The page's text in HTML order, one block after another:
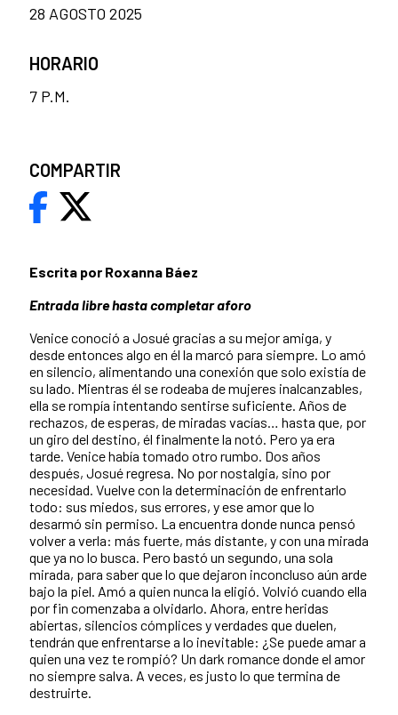
Escrita por Roxanna Báez
Entrada libre hasta completar aforo
Venice conoció a Josué gracias a su mejor amiga, y
desde entonces algo en él la marcó para siempre. Lo amó
en silencio, alimentando una conexión que solo existía de
su lado. Mientras él se rodeaba de mujeres inalcanzables,
ella se rompía intentando sentirse suficiente. Años de
rechazos, de esperas, de miradas vacías… hasta que, por
un giro del destino, él finalmente la notó. Pero ya era
tarde. Venice había tomado otro rumbo. Dos años
después, Josué regresa. No por nostalgia, sino por
necesidad. Vuelve con la determinación de enfrentarlo
todo: sus miedos, sus errores, y ese amor que lo
desarmó sin permiso. La encuentra donde nunca pensó
volver a verla: más fuerte, más distante, y con una mirada
que ya no lo busca. Pero bastó un segundo, una sola
mirada, para saber que lo que dejaron inconcluso aún arde
bajo la piel. Amó a quien nunca la eligió. Volvió cuando ella
por fin comenzaba a olvidarlo. Ahora, entre heridas
abiertas, silencios cómplices y verdades que duelen,
tendrán que enfrentarse a lo inevitable: ¿Se puede amar a
quien una vez te rompió? Un dark romance donde el amor
no siempre salva. A veces, es justo lo que termina de
destruirte.
28 AGOSTO 2025
HORARIO
7 P.M.
COMPARTIR